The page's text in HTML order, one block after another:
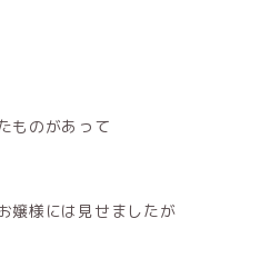
ものがあって
嬢様には見せましたが